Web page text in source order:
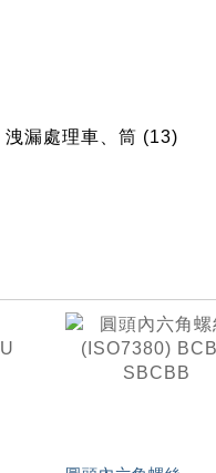
洩漏處理車、筒 (13)